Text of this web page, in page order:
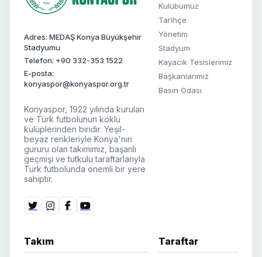
Adres: MEDAŞ Konya Büyükşehir
Stadyumu
Telefon: +90 332-353 1522
E-posta:
konyaspor@konyaspor.org.tr
Konyaspor, 1922 yılında kurulan
ve Türk futbolunun köklü
kulüplerinden biridir. Yeşil-
beyaz renkleriyle Konya'nın
gururu olan takımımız, başarılı
geçmişi ve tutkulu taraftarlarıyla
Türk futbolunda önemli bir yere
sahiptir.
Kulübümüz
Tarihçe
Yönetim
Stadyum
Kayacık Tesislerimiz
Başkanlarımız
Basın Odası
Takım Taraftar